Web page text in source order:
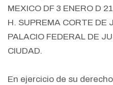
MEXICO DF 3 ENERO D
H. SUPREMA CORTE DE
PALACIO FEDERAL DE
CIUDAD.
En ejercicio de su